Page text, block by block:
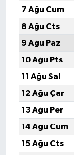
7 Ağu Cum
8 Ağu Cts
9 Ağu Paz
10 Ağu Pts
11 Ağu Sal
12 Ağu Çar
13 Ağu Per
14 Ağu Cum
15 Ağu Cts